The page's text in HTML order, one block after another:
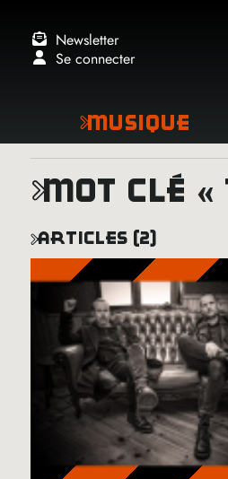
Newsletter
Se connecter
Musique
mot clé
articles (2)